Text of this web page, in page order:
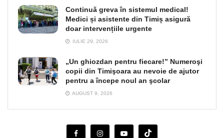
Continuă greva în sistemul medical!
Medici și asistente din Timiș asigură
doar intervențiile urgente
IULIE 29, 2026
„Un ghiozdan pentru fiecare!” Numeroşi
copii din Timişoara au nevoie de ajutor
pentru a începe noul an şcolar
AUGUST 9, 2026